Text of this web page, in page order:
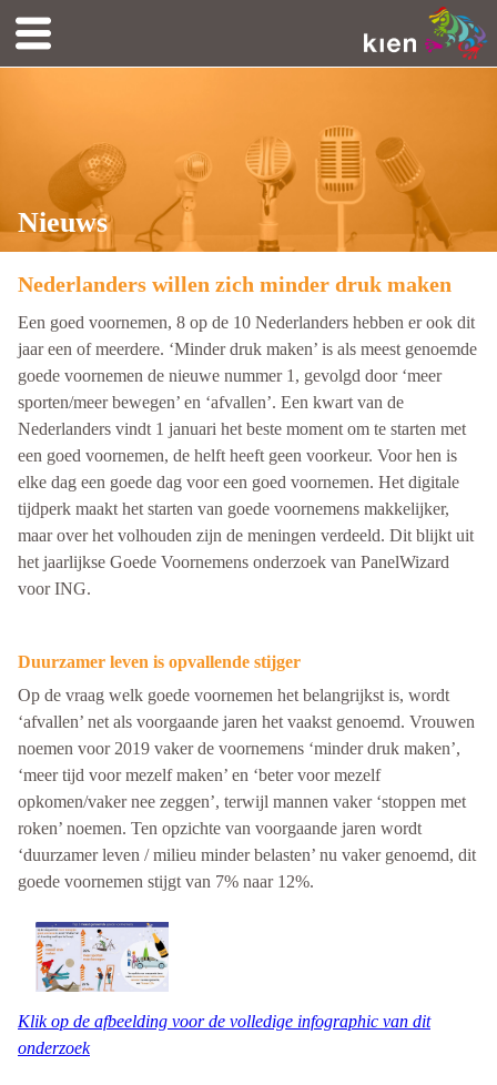
Nieuws
Nederlanders willen zich minder druk maken
Een goed voornemen, 8 op de 10 Nederlanders hebben er ook dit
jaar een of meerdere. ‘Minder druk maken’ is als meest genoemde
goede voornemen de nieuwe nummer 1, gevolgd door ‘meer
sporten/meer bewegen’ en ‘afvallen’. Een kwart van de
Nederlanders vindt 1 januari het beste moment om te starten met
een goed voornemen, de helft heeft geen voorkeur. Voor hen is
elke dag een goede dag voor een goed voornemen. Het digitale
tijdperk maakt het starten van goede voornemens makkelijker,
maar over het volhouden zijn de meningen verdeeld. Dit blijkt uit
het jaarlijkse Goede Voornemens onderzoek van PanelWizard
voor ING.
Duurzamer leven is opvallende stijger
Op de vraag welk goede voornemen het belangrijkst is, wordt
‘afvallen’ net als voorgaande jaren het vaakst genoemd. Vrouwen
noemen voor 2019 vaker de voornemens ‘minder druk maken’,
‘meer tijd voor mezelf maken’ en ‘beter voor mezelf
opkomen/vaker nee zeggen’, terwijl mannen vaker ‘stoppen met
roken’ noemen. Ten opzichte van voorgaande jaren wordt
‘duurzamer leven / milieu minder belasten’ nu vaker genoemd, dit
goede voornemen stijgt van 7% naar 12%.
Klik op de afbeelding voor de volledige infographic van dit
onderzoek